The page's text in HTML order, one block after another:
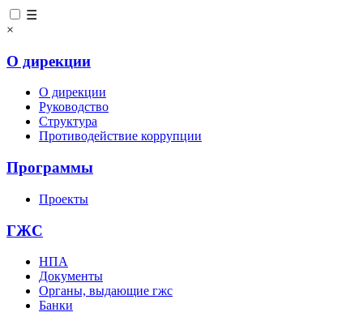
☰
×
О дирекции
О дирекции
Руководство
Структура
Противодействие коррупции
Программы
Проекты
ГЖС
НПА
Документы
Органы, выдающие гжс
Банки